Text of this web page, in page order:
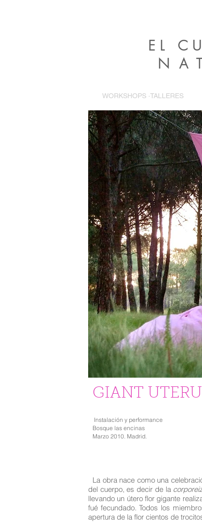
EL
WORKSHOPS ·TALLERES
GIANT
Instalación y performance
Bosque las encinas
Marzo 2010. Madrid.
La obra nace como una
del cuerpo, es decir de la
llevando un útero flor gigante
fué fecundado. Todos los
apertura de la flor cientos de